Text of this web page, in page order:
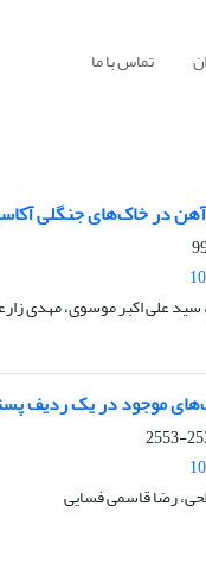
تماس با ما
در خاک‌های جنگلی
سید علی اکبر موسوی، مهدی
موجود در یک ردیف
رضا قاسمی فسایی